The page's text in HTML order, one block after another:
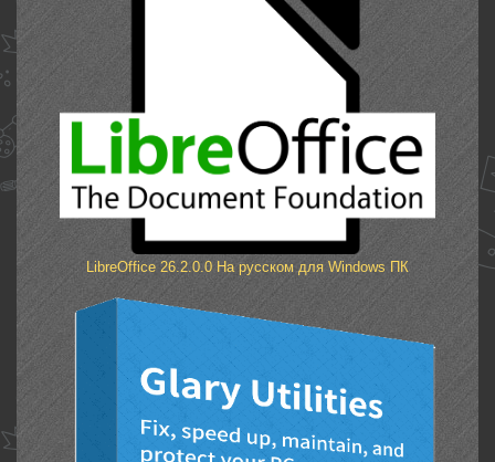
LibreOffice 26.2.0.0 На русском для Windows ПК